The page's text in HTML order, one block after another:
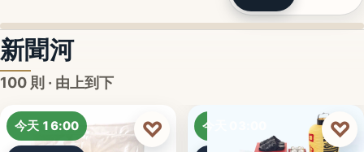
新聞河
100 則 · 由上到下
今天 16:00 ♡ 今天 03:00 ♡